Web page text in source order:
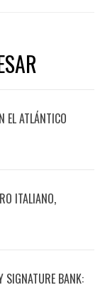
EL ATLÁNTICO
ITALIANO,
SIGNATURE BANK: